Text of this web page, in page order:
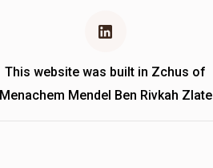
This website was built in Zchus of
Menachem Mendel Ben Rivkah Zlate